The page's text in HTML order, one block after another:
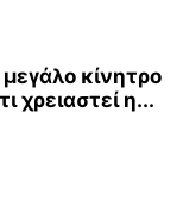
κίνητρο
χρειαστεί η...